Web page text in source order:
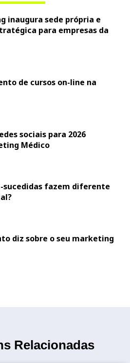
inaugura sede própria e
para empresas da
de cursos on-line na
sociais para 2026
Médico
sucedidas fazem diferente
diz sobre o seu marketing
Relacionadas